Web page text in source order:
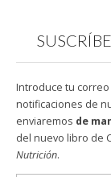
Introduce tu
notificaciones de
enviaremos de
del nuevo libro de
Nutrición.